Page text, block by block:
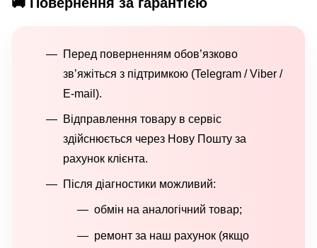
Перед поверненням обов’язково
зв’яжіться з підтримкою (Telegram / Viber /
E-mail).
Відправлення товару в сервіс
здійснюється через Нову Пошту за
рахунок клієнта.
Після діагностики можливий:
обмін на аналогічний товар;
ремонт за наш рахунок (якщо